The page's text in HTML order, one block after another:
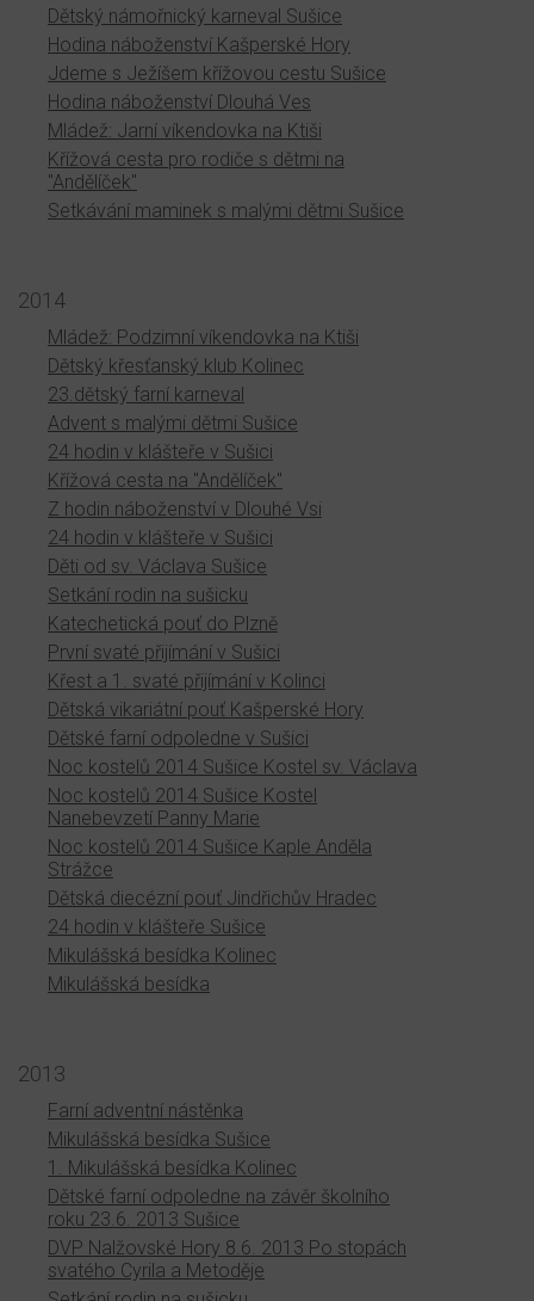
Dětský námořnický karneval Sušice
Hodina náboženství Kašperské Hory
Jdeme s Ježíšem křížovou cestu Sušice
Hodina náboženství Dlouhá Ves
Mládež: Jarní víkendovka na Ktiši
Křížová cesta pro rodiče s dětmi na
"Andělíček"
Setkávání maminek s malými dětmi Sušice
2014
Mládež: Podzimní víkendovka na Ktiši
Dětský křesťanský klub Kolinec
23.dětský farní karneval
Advent s malými dětmi Sušice
24 hodin v klášteře v Sušici
Křížová cesta na "Andělíček"
Z hodin náboženství v Dlouhé Vsi
24 hodin v klášteře v Sušici
Děti od sv. Václava Sušice
Setkání rodin na sušicku
Katechetická pouť do Plzně
První svaté přijímání v Sušici
Křest a 1. svaté přijímání v Kolinci
Dětská vikariátní pouť Kašperské Hory
Dětské farní odpoledne v Sušici
Noc kostelů 2014 Sušice Kostel sv. Václava
Noc kostelů 2014 Sušice Kostel
Nanebevzetí Panny Marie
Noc kostelů 2014 Sušice Kaple Anděla
Strážce
Dětská diecézní pouť Jindřichův Hradec
24 hodin v klášteře Sušice
Mikulášská besídka Kolinec
Mikulášská besídka
2013
Farní adventní nástěnka
Mikulášská besídka Sušice
1. Mikulášská besídka Kolinec
Dětské farní odpoledne na závěr školního
roku 23.6. 2013 Sušice
DVP Nalžovské Hory 8.6. 2013 Po stopách
svatého Cyrila a Metoděje